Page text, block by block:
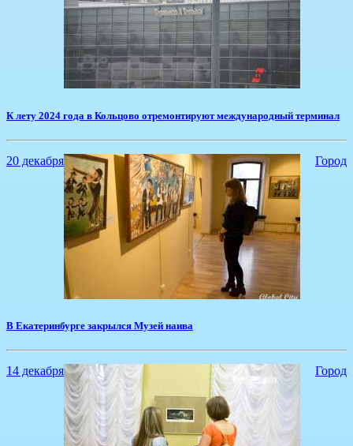
К лету 2024 года в Кольцово отремонтируют международный терминал
20 декабря Город
В Екатеринбурге закрылся Музей наива
14 декабря Город